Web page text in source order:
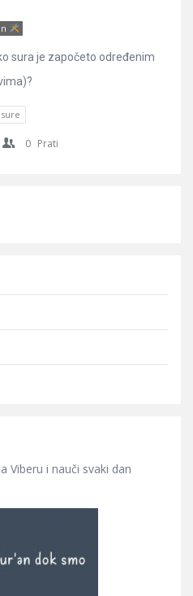
sura je započeto određenim
sure
0 Prati
Viberu i nauči svaki dan